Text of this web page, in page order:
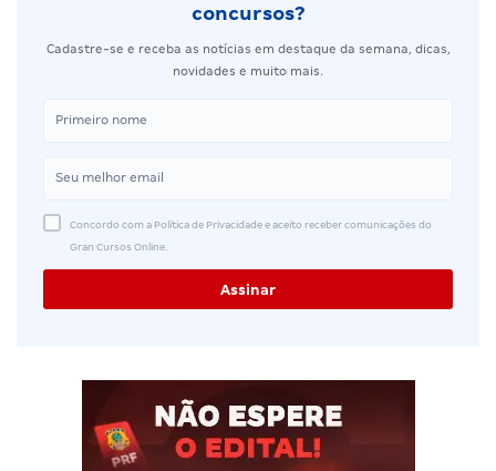
concursos?
Cadastre-se e receba as notícias em destaque da semana, dicas,
novidades e muito mais.
Concordo com a Política de Privacidade e aceito receber comunicações do
Gran Cursos Online.